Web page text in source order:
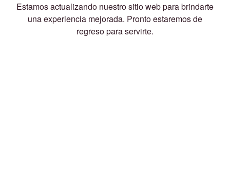
Estamos actualizando nuestro sitio web para brindarte
una experiencia mejorada. Pronto estaremos de
regreso para servirte.